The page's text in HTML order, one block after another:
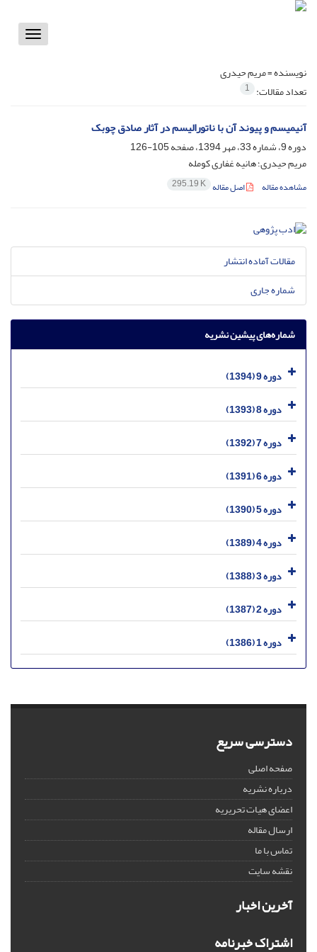
Toggle
نویسنده =مریم حیدری
تعداد مقالات: 1
آنیمیسم و پیوند آن با ناتورالیسم در آثار صادق چوبک
دوره 9، شماره 33، مهر 1394، صفحه
105-126
مریم حیدری؛ هانیه غفاری کومله
مشاهده مقاله اصل مقاله 295.19 K
مقالات آماده انتشار
شماره جاری
شماره‌های پیشین نشریه
دوره 9 (1394)
دوره 8 (1393)
دوره 7 (1392)
دوره 6 (1391)
دوره 5 (1390)
دوره 4 (1389)
دوره 3 (1388)
دوره 2 (1387)
دوره 1 (1386)
دسترسی سریع
صفحه اصلی
درباره نشریه
اعضای هیات تحریریه
ارسال مقاله
تماس با ما
نقشه سایت
آخرین اخبار
اشتراک خبرنامه